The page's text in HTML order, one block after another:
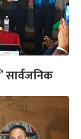
सार्वजनिक